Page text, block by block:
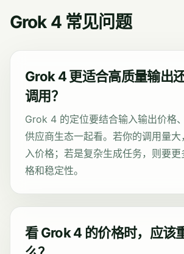
Grok 4 常见问题
Grok 4 更适合高质量输出
调用？
Grok 4 的定位要结合输入输出价格
供应商生态一起看。若你的调用量
入价格；若是复杂生成任务，则要
格和稳定性。
看 Grok 4 的价格时，应该